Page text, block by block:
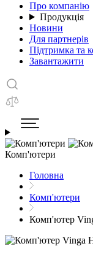
Про компанію
Продукція
Новини
Для партнерів
Підтримка та
Завантажити
Комп'ютери
Головна
Комп'ютери
Комп'ютер